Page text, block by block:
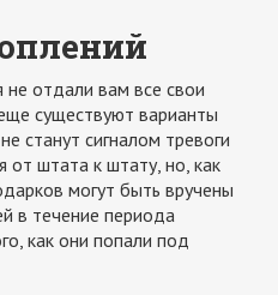
отдали вам все свои
существуют варианты
станут сигналом тревоги
от штата к штату, но, как
могут быть вручены
в течение периода
как они попали под